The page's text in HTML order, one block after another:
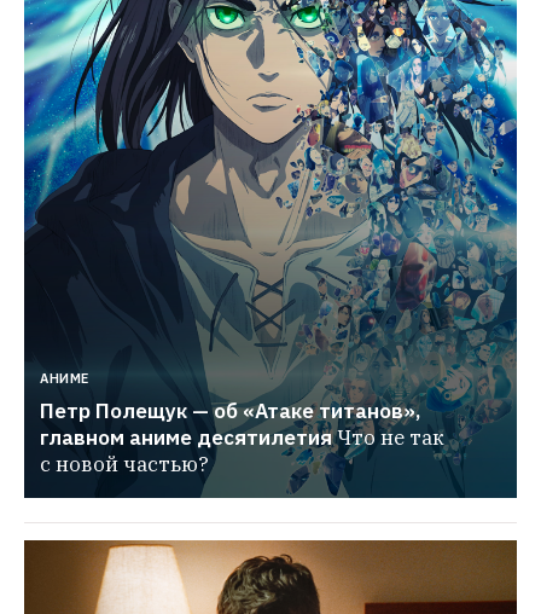
АНИМЕ
Петр Полещук — об «Атаке титанов»,
главном аниме десятилетияЧто не так
с новой частью?